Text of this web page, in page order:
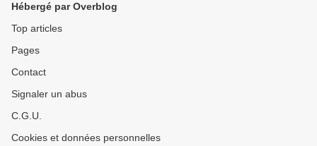
Hébergé par Overblog
Top articles
Pages
Contact
Signaler un abus
C.G.U.
Cookies et données personnelles